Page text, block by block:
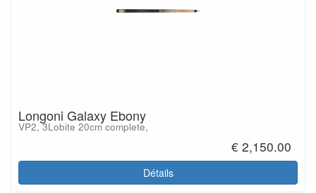
Longoni Galaxy Ebony
VP2, 3Lobite 20cm complete,
€ 2,150.00
Détails